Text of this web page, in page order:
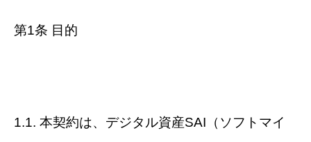
第1条 目的
1.1. 本契約は、デジタル資産SAI（ソフトマイ